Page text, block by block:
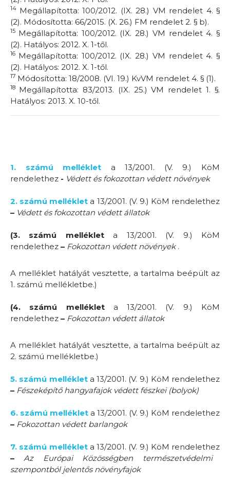
14 Megállapította: 100/2012. (IX. 28.) VM rendelet 4. §
(2). Módosította: 66/2015. (X. 26.) FM rendelet 2. § b).
15 Megállapította: 100/2012. (IX. 28.) VM rendelet 4. §
(2). Hatályos: 2012. X. 1-től.
16 Megállapította: 100/2012. (IX. 28.) VM rendelet 4. §
(2). Hatályos: 2012. X. 1-től.
17 Módosította: 18/2008. (VI. 19.) KvVM rendelet 4. § (1).
18 Megállapította: 83/2013. (IX. 25.) VM rendelet 1. §.
Hatályos: 2013. X. 10-től.
1. számú melléklet
a 13/2001. (V. 9.) KöM
rendelethez - Védett és fokozottan védett növények
2. számú melléklet a 13/2001. (V. 9.) KöM rendelethez
– Védett és fokozottan védett állatok
(3. számú melléklet a 13/2001. (V. 9.) KöM
rendelethez – Fokozottan védett növények.
A melléklet hatályát vesztette, a tartalma beépült az
1. számú mellékletbe.)
(4. számú melléklet a 13/2001. (V. 9.) KöM
rendelethez – Fokozottan védett állatok
A melléklet hatályát vesztette, a tartalma beépült az
2. számú mellékletbe.)
5. számú melléklet a 13/2001. (V. 9.) KöM rendelethez
– Fészeképítő hangyafajok védett fészkei (bolyok)
6. számú melléklet a 13/2001. (V. 9.) KöM rendelethez
– Fokozottan védett barlangok
7. számú melléklet a 13/2001. (V. 9.) KöM rendelethez
–Az Európai Közösségben természetvédelmi
szempontból jelentős növényfajok